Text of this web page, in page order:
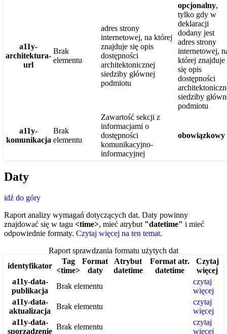
a11y-
architektura-
url
Brak
elementu
adres strony
internetowej, na której
znajduje się opis
dostępności
architektonicznej
siedziby głównej
podmiotu
opcjonalny,
tylko gdy w
deklaracji
dodany jest
adres strony
internetowej,
której znajduje
się opis
dostępności
siedziby
podmiotu
a11y-
komunikacja
Brak
elementu
Zawartość sekcji z
informacjami o
dostępności
komunikacyjno-
informacyjnej
obowiązkowy
Daty
idź do góry
Raport analizy wymagań dotyczących dat. Daty powinny
znajdować się w tagu <time>, mieć atrybut "datetime" i mieć
odpowiednie formaty. Czytaj więcej na ten temat.
Raport sprawdzania formatu użytych dat
identyfikator
Tag
<time>
Format
daty
Atrybut
datetime
Format atr.
datetime
Czytaj
więcej
a11y-data-
publikacja
Brak elementu
czytaj
więcej
a11y-data-
aktualizacja
Brak elementu
czytaj
więcej
a11y-data-
sporzadzenie
Brak elementu
czytaj
więcej